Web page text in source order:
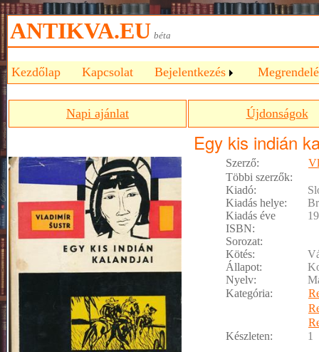
ANTIKVA.EU béta
Kezdőlap Kapcsolat Bejelentkezés
Napi ajánlat Újdonságok
Egy kis indián
Szerző:
Többi szerzők:
Kiadó:
Kiadás helye:
Kiadás éve
ISBN:
Sorozat:
Kötés:
Állapot:
Nyelv:
Kategória:
Készleten:
1